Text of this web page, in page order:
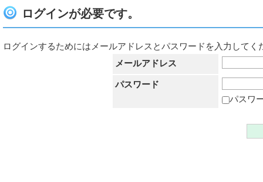
ログインが必要です。
ログインするためにはメールアドレスとパスワードを入力してく
メールアドレス
パスワード
パスワ